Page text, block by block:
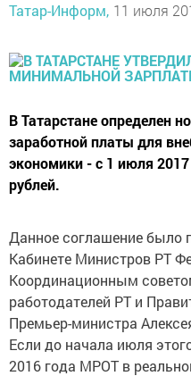
Татар-Информ, 11 июля
В Татарстане определен
заработной платы для
экономики - с 1 июля
рублей.
Данное соглашение было
Кабинете Министров РТ
Координационным
работодателей РТ и
Премьер-министра
Если до начала июля
2016 года МРОТ в